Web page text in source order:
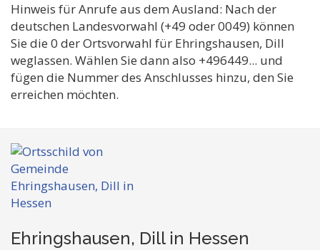
Hinweis für Anrufe aus dem Ausland: Nach der
deutschen Landesvorwahl (+49 oder 0049) können
Sie die 0 der Ortsvorwahl für Ehringshausen, Dill
weglassen. Wählen Sie dann also +496449... und
fügen die Nummer des Anschlusses hinzu, den Sie
erreichen möchten.
Ehringshausen, Dill in Hessen